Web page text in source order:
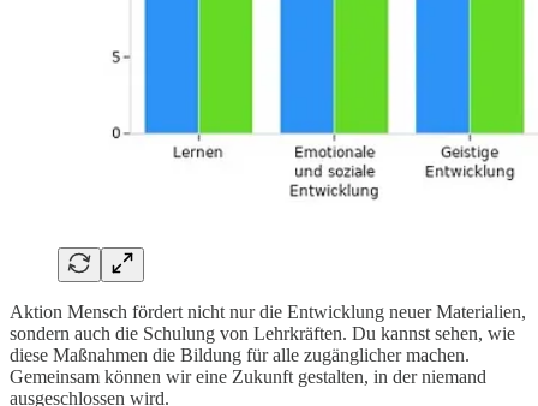
Aktion Mensch fördert nicht nur die Entwicklung neuer Materialien,
sondern auch die Schulung von Lehrkräften. Du kannst sehen, wie
diese Maßnahmen die Bildung für alle zugänglicher machen.
Gemeinsam können wir eine Zukunft gestalten, in der niemand
ausgeschlossen wird.